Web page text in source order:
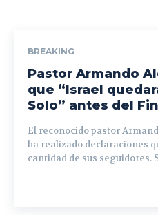
BREAKING
Pastor Armando
que “Israel
Solo” antes del Fin
El reconocido pastor
ha realizado declaraciones